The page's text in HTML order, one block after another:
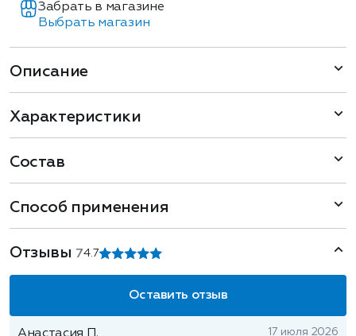
Забрать в магазине
Выбрать магазин
Описание
Характеристики
Состав
Способ применения
Отзывы 74.7
Оставить отзыв
17 июля 2026